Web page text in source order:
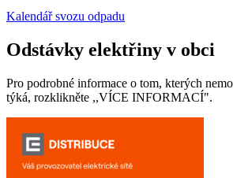
Kalendář svozu odpadu
Odstávky elektřiny v obci
Pro podrobné informace o tom, kterých
týká, rozklikněte ,,VÍCE INFORMACÍ".